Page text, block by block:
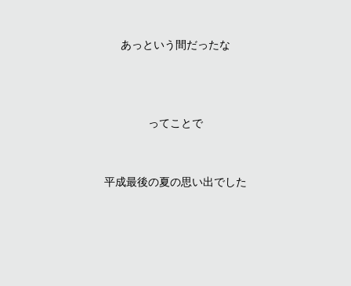
あっという間だったな
ってことで
平成最後の夏の思い出でした